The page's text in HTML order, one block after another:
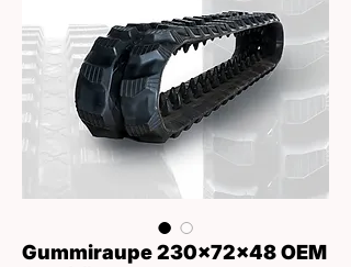
Gummiraupe 230x72x48 OEM